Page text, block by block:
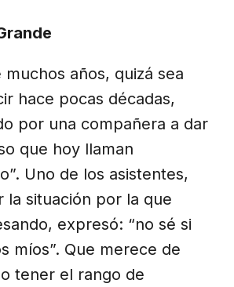
muchos años, quizá sea
hace pocas décadas,
por una compañera a dar
que hoy llaman
Uno de los asistentes,
la situación por la que
expresó: “no sé si
míos”. Que merece de
tener el rango de